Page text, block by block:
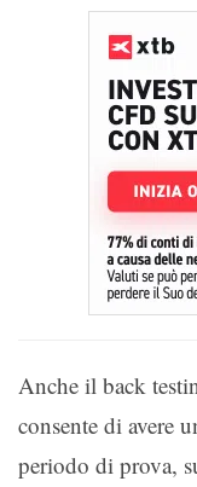
Anche il back
consente di avere
periodo di prova,